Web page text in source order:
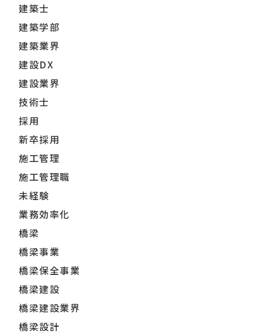
建築士
建築学部
建築業界
建設DX
建設業界
技術士
採用
新卒採用
施工管理
施工管理職
未経験
業務効率化
橋梁
橋梁事業
橋梁保全事業
橋梁建設
橋梁建設業界
橋梁設計